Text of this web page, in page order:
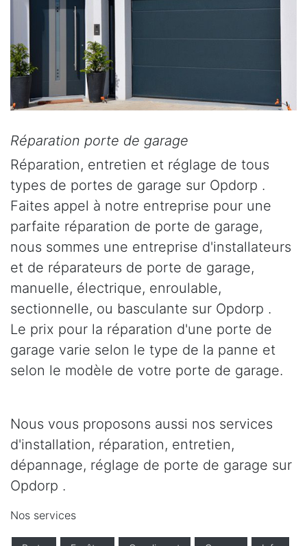
Réparation porte de garage
Réparation, entretien et réglage de tous
types de portes de garage sur Opdorp .
Faites appel à notre entreprise pour une
parfaite réparation de porte de garage,
nous sommes une entreprise d'installateurs
et de réparateurs de porte de garage,
manuelle, électrique, enroulable,
sectionnelle, ou basculante sur Opdorp .
Le prix pour la réparation d'une porte de
garage varie selon le type de la panne et
selon le modèle de votre porte de garage.
Nous vous proposons aussi nos services
d'installation, réparation, entretien,
dépannage, réglage de porte de garage sur
Opdorp .
Nos services